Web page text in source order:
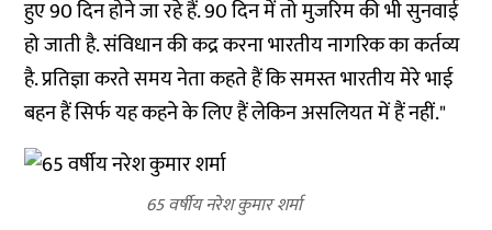
हुए 90 दिन होने जा रहे हैं. 90 दिन में तो मुजरिम की भी सुनवाई
हो जाती है. संविधान की कद्र करना भारतीय नागरिक का कर्तव्य
है. प्रतिज्ञा करते समय नेता कहते हैं कि समस्त भारतीय मेरे भाई
बहन हैं सिर्फ यह कहने के लिए हैं लेकिन असलियत में हैं नहीं."
65 वर्षीय नरेश कुमार शर्मा